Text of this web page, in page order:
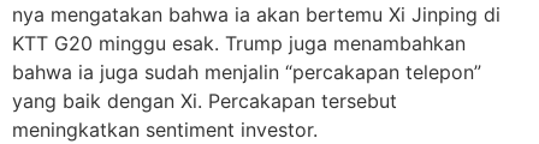
nya mengatakan bahwa ia akan bertemu Xi Jinping di
KTT G20 minggu esak. Trump juga menambahkan
bahwa ia juga sudah menjalin “percakapan telepon”
yang baik dengan Xi. Percakapan tersebut
meningkatkan sentiment investor.